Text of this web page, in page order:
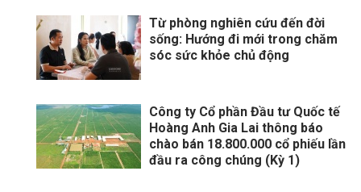
Từ phòng nghiên cứu đến đời
sống: Hướng đi mới trong chăm
sóc sức khỏe chủ động
Công ty Cổ phần Đầu tư Quốc tế
Hoàng Anh Gia Lai thông báo
chào bán 18.800.000 cổ phiếu lần
đầu ra công chúng (Kỳ 1)